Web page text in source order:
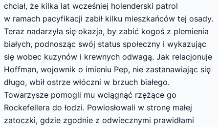
chciał, że kilka lat wcześniej holenderski patrol
w ramach pacyfikacji zabił kilku mieszkańców tej osady.
Teraz nadarzyła się okazja, by zabić kogoś z plemienia
białych, podnosząc swój status społeczny i wykazując
się wobec kuzynów i krewnych odwagą. Jak relacjonuje
Hoffman, wojownik o imieniu Pep, nie zastanawiając się
długo, wbił ostrze włóczni w brzuch białego.
Towarzysze pomogli mu wciągnąć rzężące go
Rockefellera do łodzi. Powiosłowali w stronę małej
zatoczki, gdzie zgodnie z odwiecznymi prawidłami